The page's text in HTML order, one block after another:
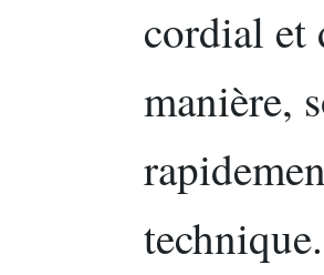
cordial et
manière,